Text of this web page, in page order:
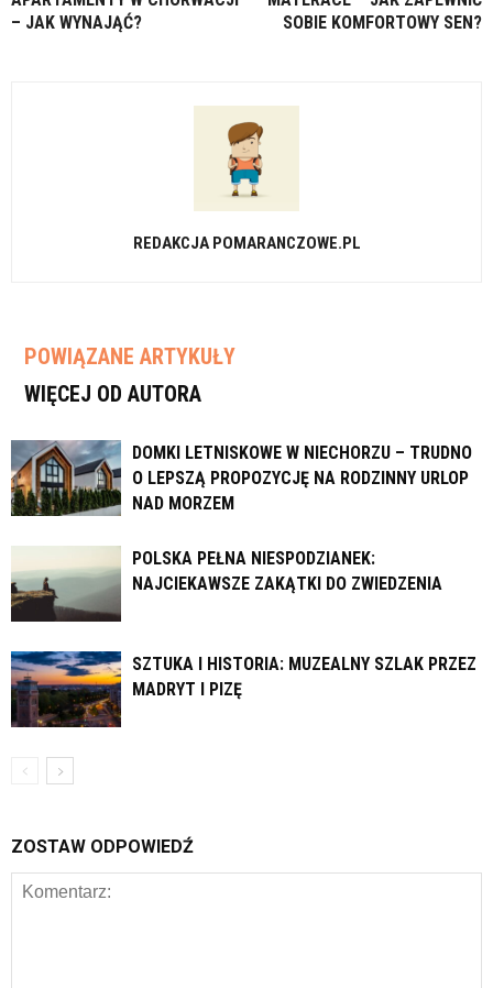
– JAK WYNAJĄĆ?
SOBIE KOMFORTOWY SEN?
REDAKCJA POMARANCZOWE.PL
POWIĄZANE ARTYKUŁY
WIĘCEJ OD AUTORA
DOMKI LETNISKOWE W NIECHORZU – TRUDNO
O LEPSZĄ PROPOZYCJĘ NA RODZINNY URLOP
NAD MORZEM
POLSKA PEŁNA NIESPODZIANEK:
NAJCIEKAWSZE ZAKĄTKI DO ZWIEDZENIA
SZTUKA I HISTORIA: MUZEALNY SZLAK PRZEZ
MADRYT I PIZĘ
ZOSTAW ODPOWIEDŹ